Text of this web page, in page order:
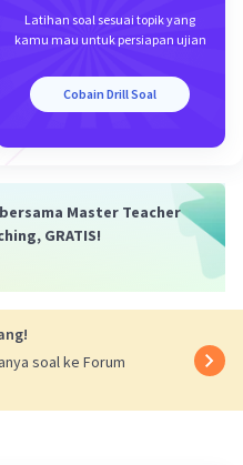
Latihan soal sesuai topik yang
kamu mau untuk persiapan ujian
Cobain Drill Soal
Master Teacher
GRATIS!
soal ke Forum